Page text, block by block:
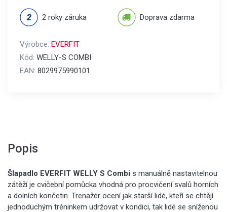
2 roky záruka Doprava zdarma
Výrobce: EVERFIT
Kód: WELLY-S COMBI
EAN: 8029975990101
Popis
Šlapadlo EVERFIT WELLY S Combi s manuálně nastavitelnou
zátěží je cvičební pomůcka vhodná pro procvičení svalů horních
a dolních končetin. Trenažér ocení jak starší lidé, kteří se chtějí
jednoduchým tréninkem udržovat v kondici, tak lidé se sníženou